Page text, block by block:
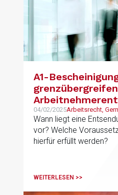
A1-
04/02/2025Arbeitsrecht,
Unternehmen
Wann liegt eine
vor? Welche
hierfür erfüllt werden?
WEITERLESEN >>